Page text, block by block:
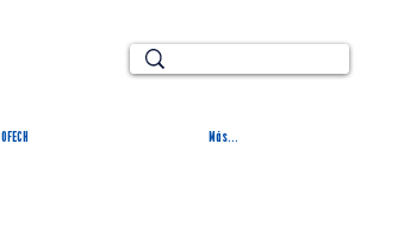
OFECH Más...